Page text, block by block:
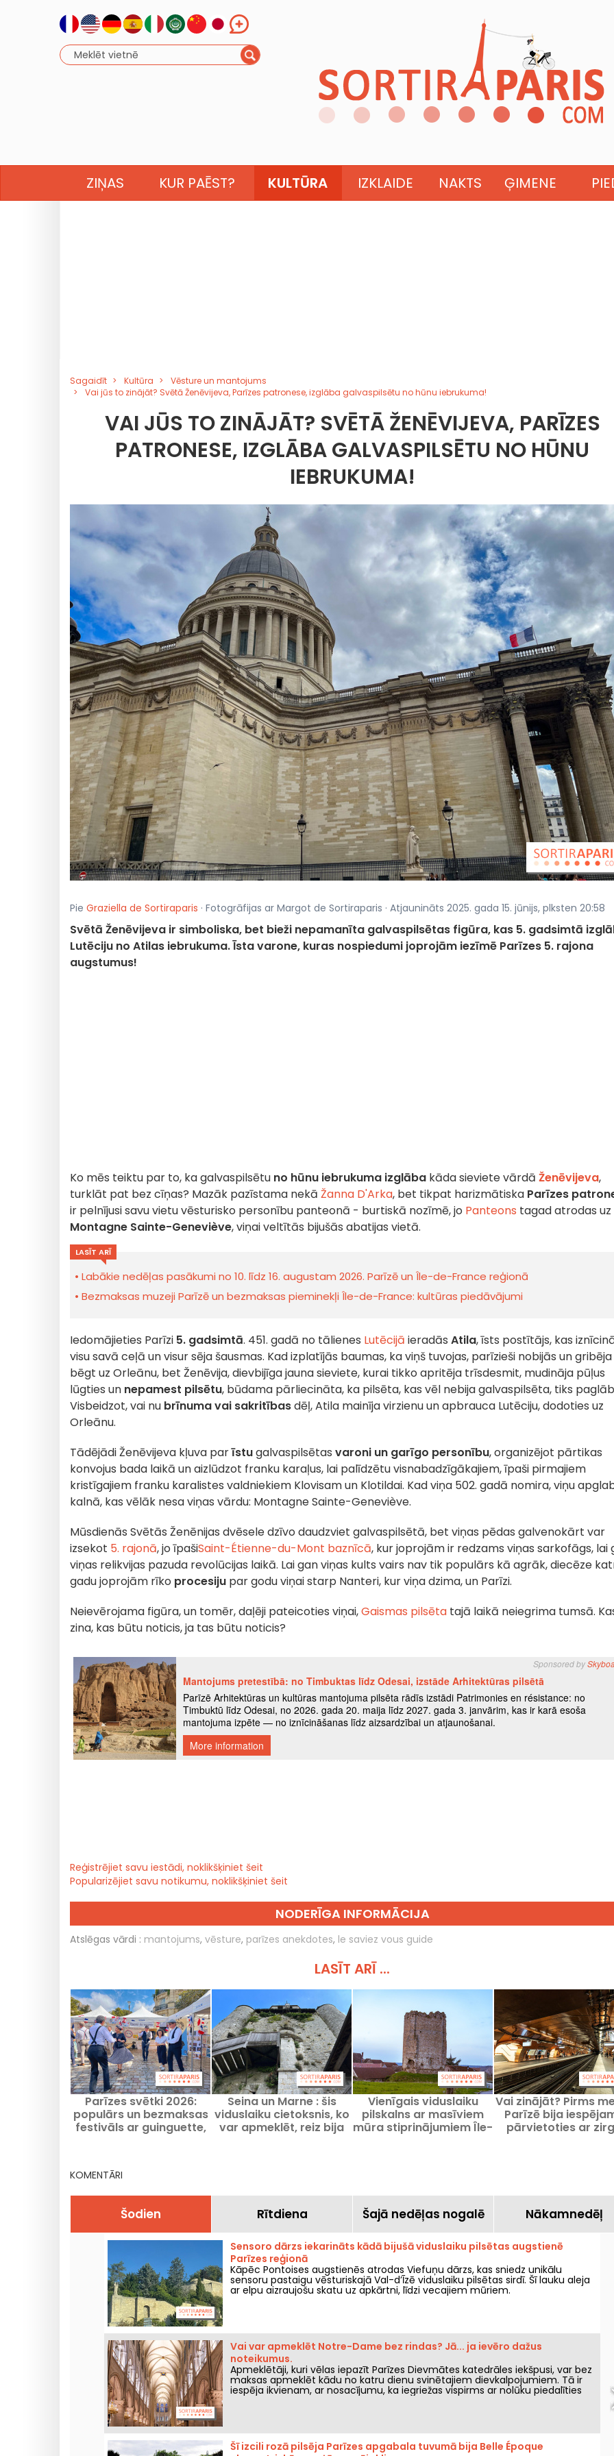
ZIŅAS KUR PAĒST? KULTŪRA IZKLAIDE NAKTS ĢIMENE
Sagaidīt Kultūra
Vēsture un mantojums
Vai jūs to zinājāt? Svētā Ženēvijeva, Parīzes patronese, izglāba galvaspilsētu no hūnu iebrukuma!
VAI JŪS TO ZINĀJĀT? SVĒTĀ ŽENĒVIJEVA, PARĪZES
PATRONESE, IZGLĀBA GALVASPILSĒTU NO HŪNU
IEBRUKUMA!
Pie Graziella de Sortiraparis · Fotogrāfijas ar Margot de Sortiraparis · Atjaunināts 2025. gada 15. jūnijs, plksten 20:58
Svētā Ženēvijeva ir simboliska, bet bieži nepamanīta galvaspilsētas figūra, kas 5. gadsimtā
Lutēciju no Atilas iebrukuma. Īsta varone, kuras nospiedumi joprojām iezīmē Parīzes 5. rajona
augstumus!
Ko mēs teiktu par to, ka galvaspilsētu no hūnu iebrukuma izglāba kāda sieviete vārdā Ženēvijeva,
turklāt pat bez cīņas? Mazāk pazīstama nekā Žanna D'Arka, bet tikpat harizmātiska Parīzes
ir pelnījusi savu vietu vēsturisko personību panteonā - burtiskā nozīmē, jo Panteons tagad atrodas uz
Montagne Sainte-Geneviève, viņai veltītās bijušās abatijas vietā.
LASĪT ARĪ
Labākie nedēļas pasākumi no 10. līdz 16. augustam 2026. Parīzē un Île-de-France reģionā
Bezmaksas muzeji Parīzē un bezmaksas pieminekļi Île-de-France: kultūras piedāvājumi
Iedomājieties Parīzi 5. gadsimtā. 451. gadā no tālienes Lutēcijā ieradās Atila, īsts postītājs, kas
visu savā ceļā un visur sēja šausmas. Kad izplatījās baumas, ka viņš tuvojas, parīzieši nobijās un gribēja
bēgt uz Orleānu, bet Ženēvija, dievbijīga jauna sieviete, kurai tikko apritēja trīsdesmit, mudināja pūļus
lūgties un nepamest pilsētu, būdama pārliecināta, ka pilsēta, kas vēl nebija galvaspilsēta, tiks
Visbeidzot, vai nu brīnuma vai sakritībasdēļ, Atila mainīja virzienu un apbrauca Lutēciju, dodoties uz
Orleānu.
Tādējādi Ženēvijeva kļuva parīstugalvaspilsētas varoni un garīgo personību, organizējot pārtikas
konvojus bada laikā un aizlūdzot franku karaļus, lai palīdzētu visnabadzīgākajiem, īpaši pirmajiem
kristīgajiem franku karalistes valdniekiem Klovisam un Klotildai. Kad viņa 502. gadā nomira, viņu
kalnā, kas vēlāk nesa viņas vārdu: Montagne Sainte-Geneviève.
Mūsdienās Svētās Ženēnijas dvēsele dzīvo daudzviet galvaspilsētā, bet viņas pēdas galvenokārt var
izsekot 5. rajonā, jo īpašiSaint-Étienne-du-Mont baznīcā, kur joprojām ir redzams viņas sarkofāgs, lai
viņas relikvijas pazuda revolūcijas laikā. Lai gan viņas kults vairs nav tik populārs kā agrāk, diecēze
gadu joprojām rīko procesiju par godu viņai starp Nanteri, kur viņa dzima, un Parīzi.
Neievērojama figūra, un tomēr, daļēji pateicoties viņai,Gaismas pilsēta tajā laikā neiegrima tumsā.
zina, kas būtu noticis, ja tas būtu noticis?
Reģistrējiet savu iestādi, noklikšķiniet šeit
Popularizējiet savu notikumu, noklikšķiniet šeit
NODERĪGA INFORMĀCIJA
Atslēgas vārdi : mantojums, vēsture, parīzes anekdotes, le saviez vous guide
LASĪT ARĪ ...
Parīzes svētki 2026:
populārs un bezmaksas
festivāls ar guinguette,
Seina un Marne : šis
viduslaiku cietoksnis, ko
var apmeklēt, reiz bija
Vienīgais viduslaiku
pilskalns ar masīviem
mūra stiprinājumiem Île-
Vai zinājāt? Pirms
Parīzē bija
pārvietoties ar
pamatu.
KOMENTĀRI
Šodien Rītdiena Šajā nedēļas nogalē Nākamnedēļ
Sensoro dārzs iekarināts kādā bijušā viduslaiku pilsētas augstienē
Parīzes reģionā
Kāpēc Pontoises augstienēs atrodas Viefuņu dārzs, kas sniedz unikālu
sensoru pastaigu vēsturiskajā Val-d’Īzē viduslaiku pilsētas sirdī. Šī lauku aleja
ar elpu aizraujošu skatu uz apkārtni, līdzi vecajiem mūriem.
Vai var apmeklēt Notre-Dame bez rindas? Jā... ja ievēro dažus
noteikumus.
Apmeklētāji, kuri vēlas iepazīt Parīzes Dievmātes katedrāles iekšpusi, var bez
maksas apmeklēt kādu no katru dienu svinētajiem dievkalpojumiem. Tā ir
iespēja ikvienam, ar nosacījumu, ka iegriežas vispirms ar nolūku piedalīties
Šī izcili rozā pilsēja Parīzes apgabala tuvumā bija Belle Époque